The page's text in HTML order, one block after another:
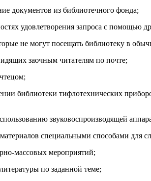
документов из библиотечного фонда;
удовлетворения запроса с помощью
не могут посещать библиотеку в
заочным читателям по почте;
библиотеки тифлотехнических
звуковоспроизводящей
специальными способами для
массовых мероприятий;
по заданной теме;